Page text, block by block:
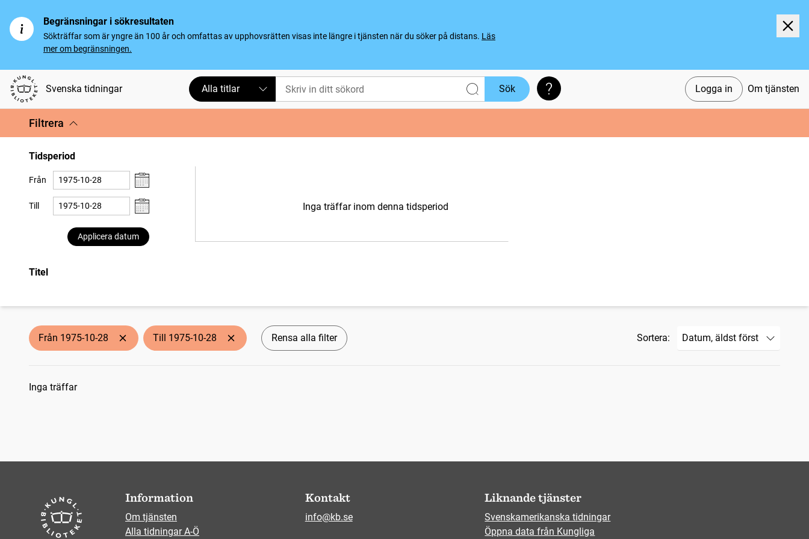
Begränsningar i sökresultaten
Sökträffar som är yngre än 100 år och omfattas av upphovsrätten visas inte längre i tjänsten när du söker på distans. Läs
mer om begränsningen.
Svenska tidningar Logga in Om tjänsten
Alla titlar Sök Söktips
Filtrera
Tidsperiod
Från
Till
Applicera datum
Inga träffar inom denna tidsperiod
Titel
Från 1975-10-28 Till 1975-10-28 Rensa alla filter Sortera:
Sökresultat
Inga träffar
Information
Om tjänsten
Alla tidningar A-Ö
Kontakt
info@kb.se
Liknande tjänster
Svenskamerikanska tidningar
Öppna data från Kungliga